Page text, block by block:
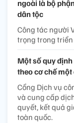
ngoài là bộ
dân tộc
Công tác người
trọng trong
Một số quy
theo cơ chế
Cổng Dịch vụ
và cung cấp
quyết, kết quả
toàn quốc.